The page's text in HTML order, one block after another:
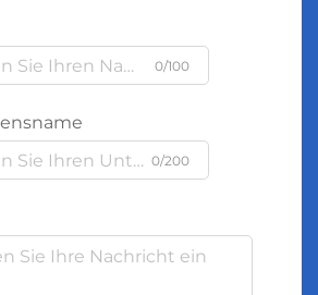
0/100
0/200